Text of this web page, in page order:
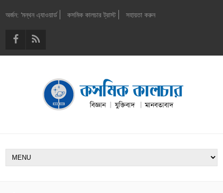
অর্জন: ‘মন্থন এ্যাওয়ার্ড কসমিক কালচার ট্রাস্ট সহায়তা করুন